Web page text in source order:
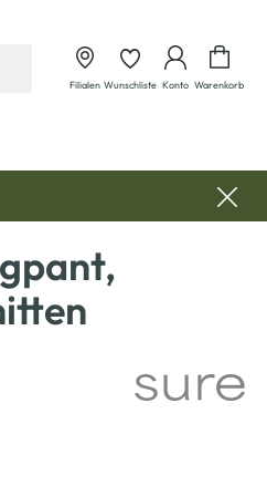
Filialen Wunschliste Konto Warenkorb